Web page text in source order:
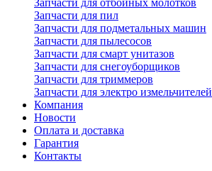
Запчасти для отбойных молотков
Запчасти для пил
Запчасти для подметальных машин
Запчасти для пылесосов
Запчасти для смарт унитазов
Запчасти для снегоуборщиков
Запчасти для триммеров
Запчасти для электро измельчителей
Компания
Новости
Оплата и доставка
Гарантия
Контакты